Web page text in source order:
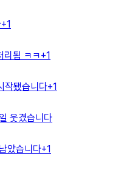
+1
됨 ㅋㅋ+1
작됐습니다+1
웃겼습니다
았습니다+1